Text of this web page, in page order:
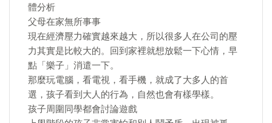
體分析
父母在家無所事事
現在經濟壓力確實越來越大，所以很多人在公司的壓
力其實是比較大的。回到家裡就想放鬆一下心情，早
點「樂子」消遣一下。
那麼玩電腦，看電視，看手機，就成了大多人的首
選，孩子看到大人的行為，自然也會有樣學樣。
孩子周圍同學都會討論遊戲